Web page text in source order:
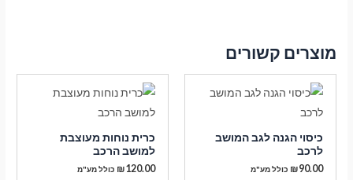
מוצרים קשורים
כיסוי הגנה לגב המושב
לרכב
₪90.00 כולל מע"מ
כרית נוחות מעוצבת
למושב הרכב
₪120.00 כולל מע"מ